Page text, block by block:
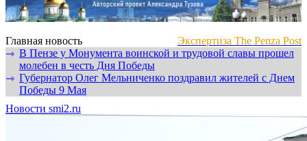
Главная новость
Экспертиза The Penza Post
⇾ В Пензе у Монумента воинской и трудовой славы прошел
молебен в честь Дня Победы
⇾ Губернатор Олег Мельниченко поздравил жителей с Днем
Победы 9 Мая
Новости smi2.ru